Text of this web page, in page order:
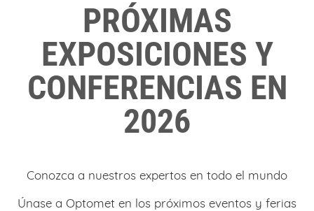
PRÓXIMAS
EXPOSICIONES Y
CONFERENCIAS EN
2026
Conozca a nuestros expertos en todo el mundo
Únase a Optomet en los próximos eventos y ferias